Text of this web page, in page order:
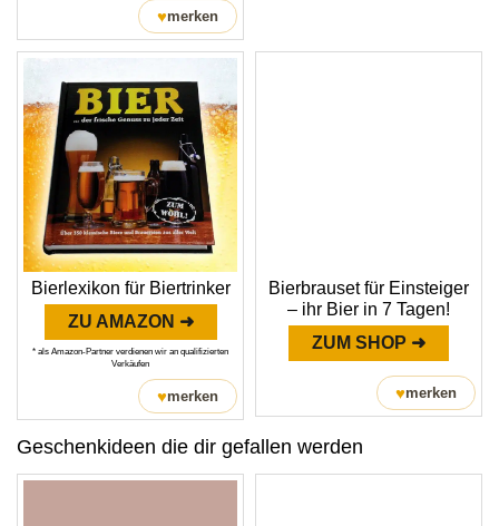
♥merken
Bierlexikon für Biertrinker
ZU AMAZON ➜
* als Amazon-Partner verdienen wir an qualifizierten
Verkäufen
♥merken
Bierbrauset für Einsteiger
– ihr Bier in 7 Tagen!
ZUM SHOP ➜
♥merken
Geschenkideen die dir gefallen werden